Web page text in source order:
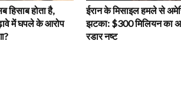
हिसाब होता है,
में घपले के आरोप
ईरान के मिसाइल हमले से
झटका: $300 मिलियन का
रडार नष्ट